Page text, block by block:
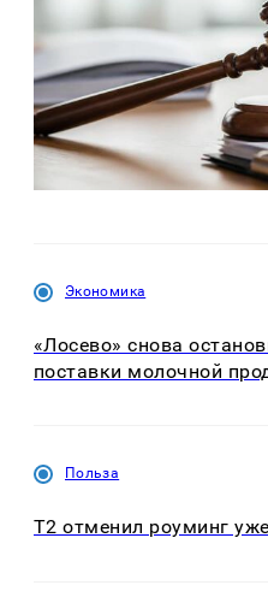
Экономика
«Лосево» снова
поставки молочной
Польза
Т2 отменил роуминг